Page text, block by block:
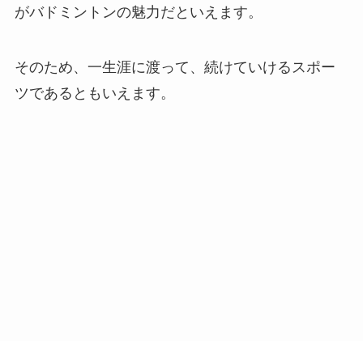
がバドミントンの魅力だといえます。
そのため、一生涯に渡って、続けていけるスポー
ツであるともいえます。